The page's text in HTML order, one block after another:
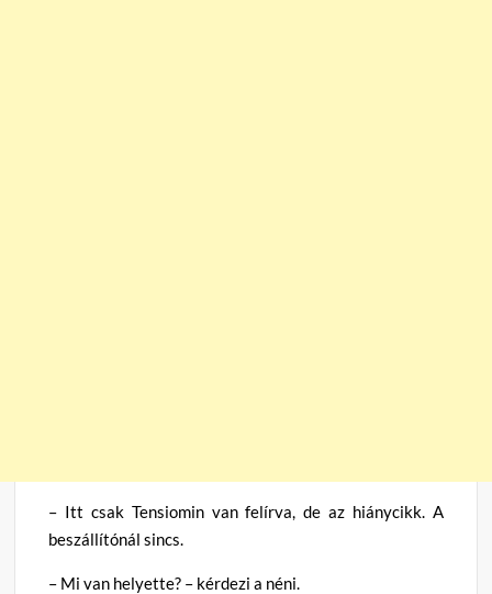
– Itt csak Tensiomin van felírva, de az hiánycikk. A
beszállítónál sincs.
– Mi van helyette? – kérdezi a néni.